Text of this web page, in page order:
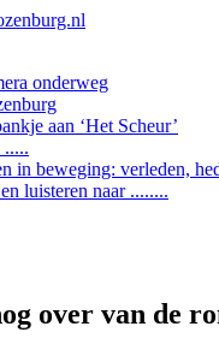
onderweg
aan ‘Het Scheur’
.....
in beweging: verleden,
luisteren naar ........
over van de